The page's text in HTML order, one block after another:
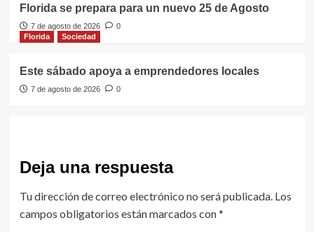
Florida se prepara para un nuevo 25 de Agosto
7 de agosto de 2026
0
Florida
Sociedad
Este sábado apoya a emprendedores locales
7 de agosto de 2026 0
Deja una respuesta
Tu dirección de correo electrónico no será publicada. Los
campos obligatorios están marcados con*